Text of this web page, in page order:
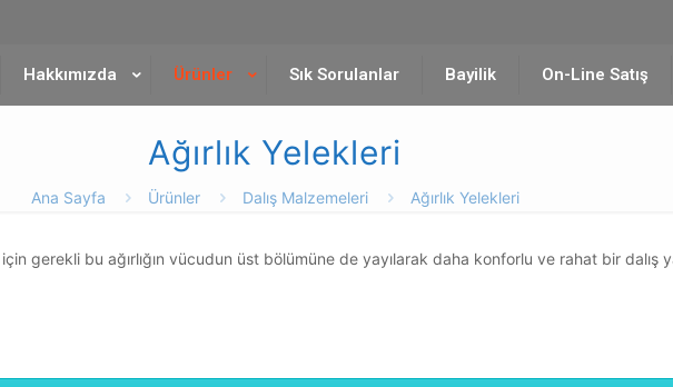
Hakkımızda Ürünler Sık Sorulanlar Bayilik On-Line Satış
Ağırlık Yelekleri
Ana Sayfa Ürünler Dalış Malzemeleri Ağırlık Yelekleri
için gerekli bu ağırlığın vücudun üst bölümüne de yayılarak daha konforlu ve rahat bir dalış